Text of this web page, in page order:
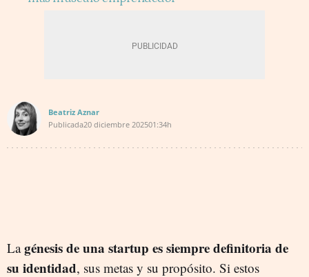
Beatriz Aznar
Publicada20 diciembre 202501:34h
Lagénesis de una startup es siempre definitoria de
su identidad, sus metas y su propósito. Si estos